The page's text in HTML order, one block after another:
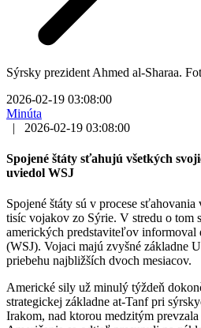
Sýrsky prezident Ahmed al-Sharaa.
2026-02-19 03:08:00
Minúta
|
2026-02-19 03:08:00
Spojené štáty sťahujú všetkých
uviedol WSJ
Spojené štáty sú v procese
tisíc vojakov zo Sýrie. V stredu o tom
amerických predstaviteľov informoval
(WSJ). Vojaci majú zvyšné základne
priebehu najbližších dvoch mesiacov.
Americké sily už minulý týždeň
strategickej základne at-Tanf pri
Irakom, nad ktorou medzitým